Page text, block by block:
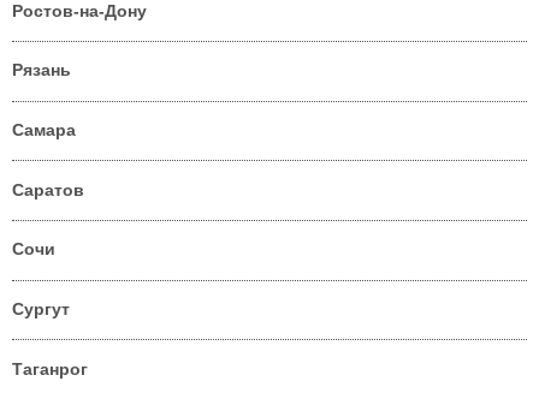
Ростов-на-Дону
Рязань
Самара
Саратов
Сочи
Сургут
Таганрог